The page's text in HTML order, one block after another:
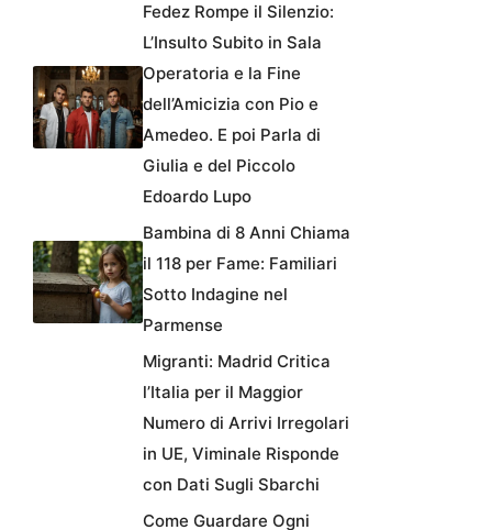
Fedez Rompe il Silenzio:
L’Insulto Subito in Sala
Operatoria e la Fine
dell’Amicizia con Pio e
Amedeo. E poi Parla di
Giulia e del Piccolo
Edoardo Lupo
Bambina di 8 Anni Chiama
il 118 per Fame: Familiari
Sotto Indagine nel
Parmense
Migranti: Madrid Critica
l’Italia per il Maggior
Numero di Arrivi Irregolari
in UE, Viminale Risponde
con Dati Sugli Sbarchi
Come Guardare Ogni